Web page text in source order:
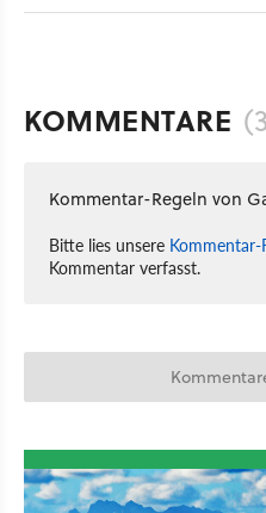
KOMMENTARE
Kommentar-Regeln von
Bitte lies unsere Kommentar-
Kommentar verfasst.